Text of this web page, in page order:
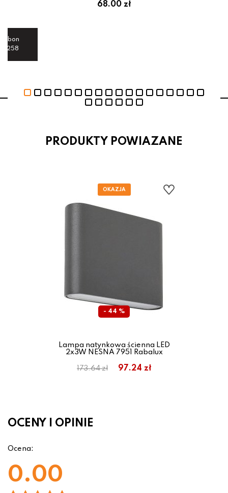
bon
258
68.00 zł
PRODUKTY POWIAZANE
- 44 %
Lampa natynkowa ścienna LED
2x3W NESNA 7951 Rabalux
173.64 zł 97.24 zł
OCENY I OPINIE
Ocena:
0.00